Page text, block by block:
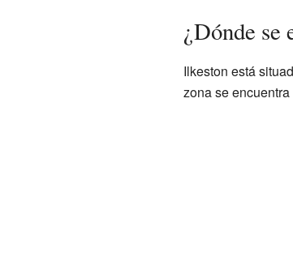
¿Dónde se
Ilkeston está
zona se